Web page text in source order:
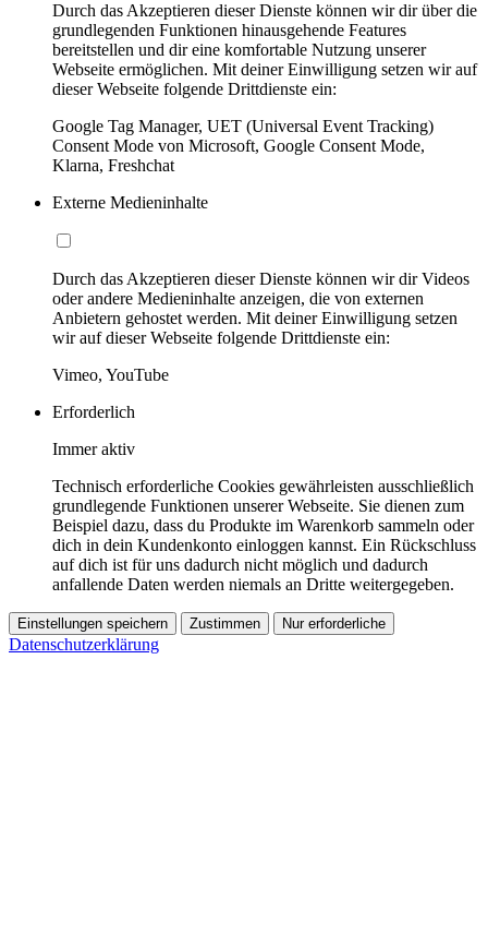
Durch das Akzeptieren dieser Dienste können wir dir über die
grundlegenden Funktionen hinausgehende Features
bereitstellen und dir eine komfortable Nutzung unserer
Webseite ermöglichen. Mit deiner Einwilligung setzen wir auf
dieser Webseite folgende Drittdienste ein:
Google Tag Manager, UET (Universal Event Tracking)
Consent Mode von Microsoft, Google Consent Mode,
Klarna, Freshchat
Externe Medieninhalte
Durch das Akzeptieren dieser Dienste können wir dir Videos
oder andere Medieninhalte anzeigen, die von externen
Anbietern gehostet werden. Mit deiner Einwilligung setzen
wir auf dieser Webseite folgende Drittdienste ein:
Vimeo, YouTube
Erforderlich
Immer aktiv
Technisch erforderliche Cookies gewährleisten ausschließlich
grundlegende Funktionen unserer Webseite. Sie dienen zum
Beispiel dazu, dass du Produkte im Warenkorb sammeln oder
dich in dein Kundenkonto einloggen kannst. Ein Rückschluss
auf dich ist für uns dadurch nicht möglich und dadurch
anfallende Daten werden niemals an Dritte weitergegeben.
Einstellungen speichern Zustimmen Nur erforderliche
Datenschutzerklärung